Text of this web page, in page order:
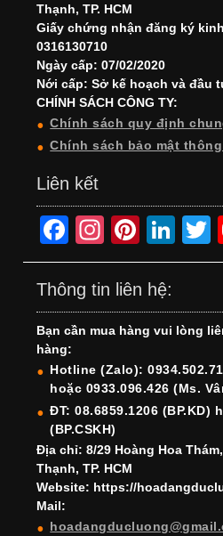
Thạnh, TP. HCM
Giấy chứng nhận đăng ký
0316130710
Ngày cấp: 07/02/2020
Nới cấp: Sở kế hoạch và đầu
CHÍNH SÁCH CÔNG TY:
Chính sách quy định
Chính sách bảo mật
Liên kết
F
a
c
e
b
o
o
k
In
st
a
gr
a
m
Pi
nt
er
e
st
Li
n
e
dI
n
Thông tin liên hệ:
Bạn cần mua hàng vui lòng
hàng:
Hotline (Zalo):
hoặc 0933.096.426 (Ms.
ĐT: 08.6859.1206 (BP.KD)
(BP.CSKH)
Địa chỉ: 8/29 Hoàng Hoa
Thạnh, TP. HCM
Website: https://
Mail: